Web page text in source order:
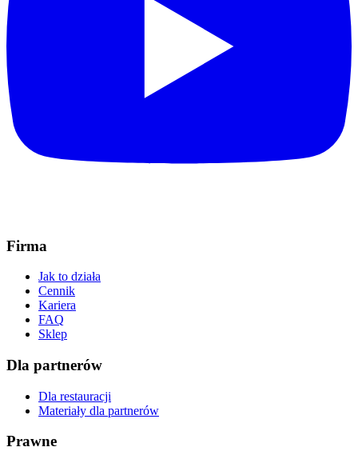
Firma
Jak to działa
Cennik
Kariera
FAQ
Sklep
Dla partnerów
Dla restauracji
Materiały dla partnerów
Prawne